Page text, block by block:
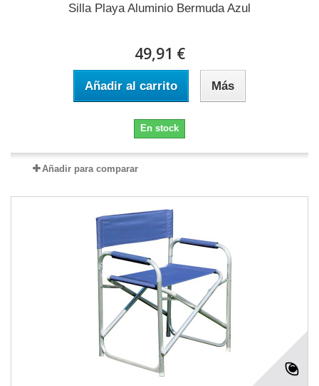
Silla Playa Aluminio Bermuda Azul
49,91 €
Añadir al carrito Más
En stock
Añadir para comparar